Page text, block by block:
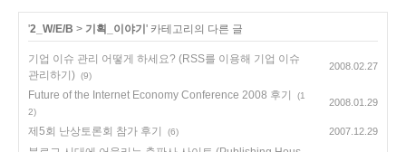
'2_W/E/B > 기획_이야기 ' 카테고리의 다른 글
기업 이슈 관리 어떻게 하세요? (RSS를 이용해 기업 이슈
관리하기) (9)
2008.02.27
Future of the Internet Economy Conference 2008 후기
(1
2)
2008.01.29
제5회 난상토론회 참가 후기 (6) 2007.12.29